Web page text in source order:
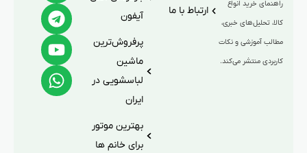
راهنمای خرید انواع
کالا، تحلیل‌های خبری،
مطالب آموزشی و نکات
کاربردی منتشر می‌کند.
ارتباط با ما
آیفون
پرفروش‌ترین
ماشین
لباسشویی در
ایران
بهترین موتور
برای خانم ها